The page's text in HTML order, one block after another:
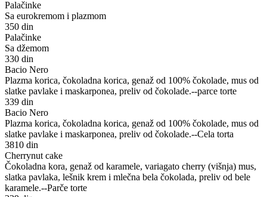
Palačinke
Sa eurokremom i plazmom
350 din
Palačinke
Sa džemom
330 din
Bacio Nero
Plazma korica, čokoladna korica, genaž od 100% čokolade, mus od
slatke pavlake i maskarponea, preliv od čokolade.--parce torte
339 din
Bacio Nero
Plazma korica, čokoladna korica, genaž od 100% čokolade, mus od
slatke pavlake i maskarponea, preliv od čokolade.--Cela torta
3810 din
Cherrynut cake
Čokoladna kora, genaž od karamele, variagato cherry (višnja) mus,
slatka pavlaka, lešnik krem i mlečna bela čokolada, preliv od bele
karamele.--Parče torte